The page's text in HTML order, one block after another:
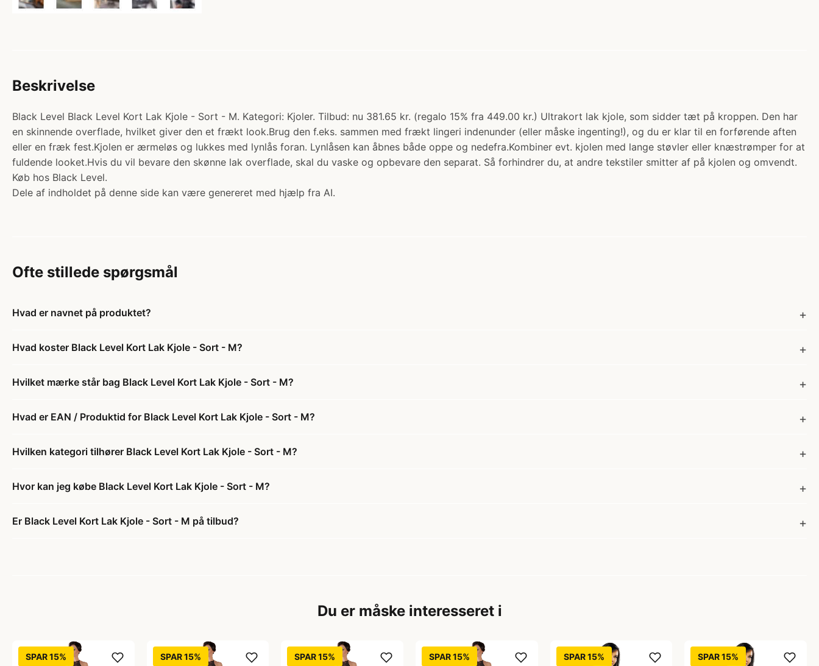
Beskrivelse
Black Level Black Level Kort Lak Kjole - Sort - M. Kategori: Kjoler. Tilbud: nu 381.65 kr. (regalo 15% fra 449.00 kr.) Ultrakort lak kjole, som sidder tæt på kroppen. Den har
en skinnende overflade, hvilket giver den et frækt look.Brug den f.eks. sammen med frækt lingeri indenunder (eller måske ingenting!), og du er klar til en forførende aften
eller en fræk fest.Kjolen er ærmeløs og lukkes med lynlås foran. Lynlåsen kan åbnes både oppe og nedefra.Kombiner evt. kjolen med lange støvler eller knæstrømper for at
fuldende looket.Hvis du vil bevare den skønne lak overflade, skal du vaske og opbevare den separat. Så forhindrer du, at andre tekstiler smitter af på kjolen og omvendt.
Køb hos Black Level.
Dele af indholdet på denne side kan være genereret med hjælp fra AI.
Ofte stillede spørgsmål
Hvad er navnet på produktet?
Hvad koster Black Level Kort Lak Kjole - Sort - M?
Hvilket mærke står bag Black Level Kort Lak Kjole - Sort - M?
Hvad er EAN / Produktid for Black Level Kort Lak Kjole - Sort - M?
Hvilken kategori tilhører Black Level Kort Lak Kjole - Sort - M?
Hvor kan jeg købe Black Level Kort Lak Kjole - Sort - M?
Er Black Level Kort Lak Kjole - Sort - M på tilbud?
Du er måske interesseret i
SPAR 15% SPAR 15% SPAR 15% SPAR 15% SPAR 15% SPAR 15%